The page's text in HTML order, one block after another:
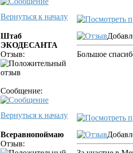
Вернуться к началу
Штаб
ЭКОДЕСАНТА
Отзыв:
Сообщение:
Большое
Вернуться к началу
Всеравнопоймаю
Отзыв: